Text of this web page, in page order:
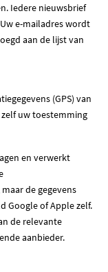
Iedere nieuwsbrief
e-mailadres wordt
aan de lijst van
(GPS) van
uw toestemming
en verwerkt
de gegevens
Google of Apple zelf.
de relevante
aanbieder.